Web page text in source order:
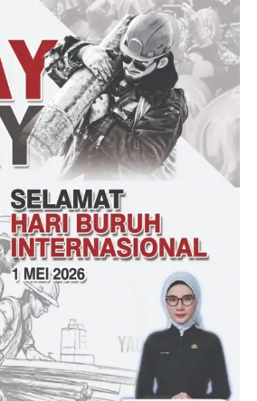
saya bersama teman-teman
BUMDes Desa Pone agar
dirasakan warga begitupula dibutuhkan
agar program-program ke depan bisa
melanjutkan program yang sudah baik
program lainnya yang berbasis
Desa Pone Moponuwa bukan
ke arah percepatan,” ujar Mohammad.